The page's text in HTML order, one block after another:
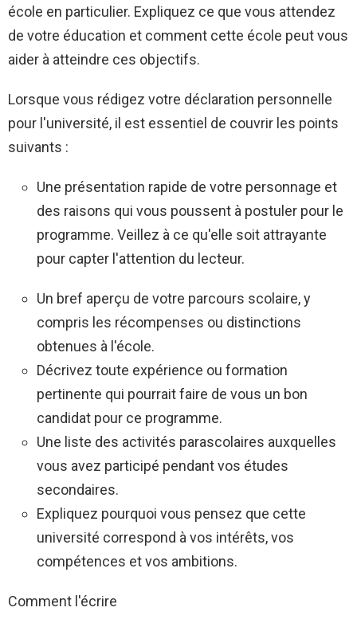
école en particulier. Expliquez ce que vous attendez
de votre éducation et comment cette école peut vous
aider à atteindre ces objectifs.
Lorsque vous rédigez votre déclaration personnelle
pour l'université, il est essentiel de couvrir les points
suivants :
Une présentation rapide de votre personnage et
des raisons qui vous poussent à postuler pour le
programme. Veillez à ce qu'elle soit attrayante
pour capter l'attention du lecteur.
Un bref aperçu de votre parcours scolaire, y
compris les récompenses ou distinctions
obtenues à l'école.
Décrivez toute expérience ou formation
pertinente qui pourrait faire de vous un bon
candidat pour ce programme.
Une liste des activités parascolaires auxquelles
vous avez participé pendant vos études
secondaires.
Expliquez pourquoi vous pensez que cette
université correspond à vos intérêts, vos
compétences et vos ambitions.
Comment l'écrire